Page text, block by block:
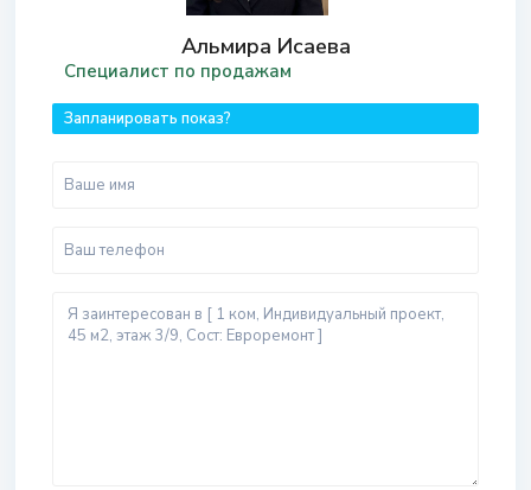
Альмира Исаева
Специалист по продажам
Запланировать показ?